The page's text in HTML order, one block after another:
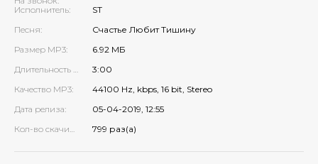
Исполнитель:
ST
Песня:
Счастье Любит Тишину
Размер MP3:
6.92 МБ
Длительность MP3:
3:00
Качество MP3:
44100 Hz, kbps, 16 bit, Stereo
Дата релиза:
05-04-2019, 12:55
Кол-во скачиваний:
799 раз(а)